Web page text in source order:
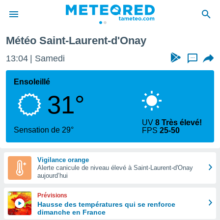
de
Météo Saint-Laurent-d'Onay
13:04 Samedi ...
Ensoleillé
31°
Sensation de 29°
UV8 Très élevé!
FPS25-50
Vigilance orange
Alerte canicule de niveau élevé à Saint-Laurent-d'Onay
aujourd’hui
Prévisions
Hausse des températures qui se renforce
dimanche en France